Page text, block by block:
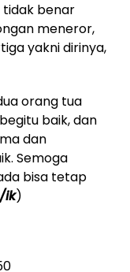
tidak benar
meneror,
yakni dirinya,
orang tua
baik, dan
dan
Semoga
bisa tetap
ik)